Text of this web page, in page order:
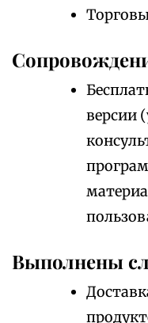
версии
Выполнены